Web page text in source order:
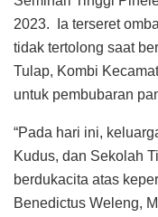
2023. Ia terseret
tidak tertolong saat
Tulap, Kombi
untuk pembubaran
“Pada hari ini,
Kudus, dan Sekolah
berdukacita atas
Benedictus Weleng,